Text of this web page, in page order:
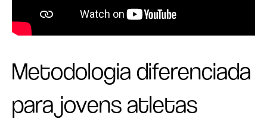
Metodologia diferenciada
para jovens atletas